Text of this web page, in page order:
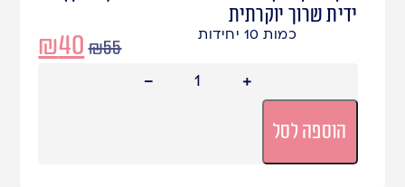
ידית שרוך יוקרתית
₪55
₪40 כמות 10 יחידות
הוספה לסל